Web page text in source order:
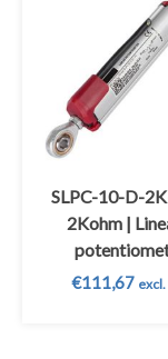
SLPC-10-D-
2Kohm |
€111,67